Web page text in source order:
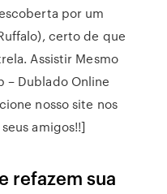
por um
certo de que
Assistir Mesmo
– Dublado Online
nosso site nos
amigos!!]
refazem sua